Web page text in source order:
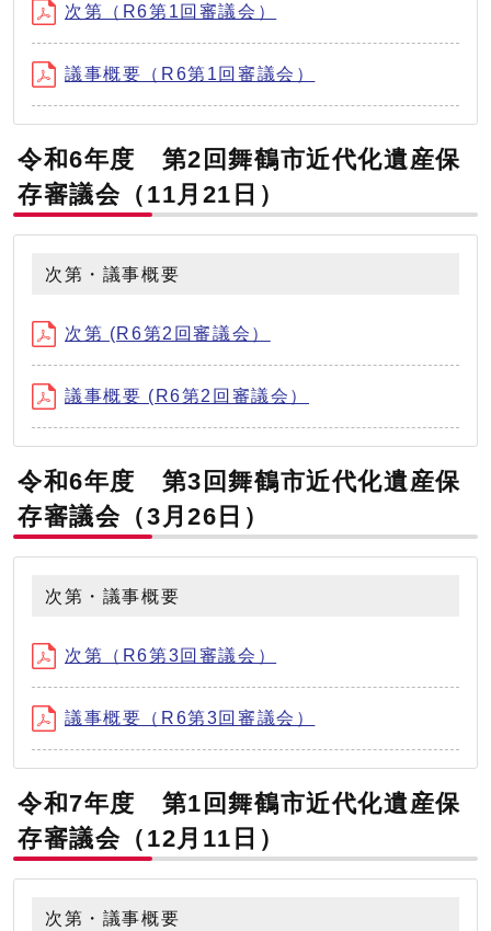
次第（R6第1回審議会）
議事概要（R6第1回審議会）
令和6年度 第2回舞鶴市近代化遺産保
存審議会（11月21日）
次第・議事概要
次第 (R6第2回審議会）
議事概要 (R6第2回審議会）
令和6年度 第3回舞鶴市近代化遺産保
存審議会（3月26日）
次第・議事概要
次第（R6第3回審議会）
議事概要（R6第3回審議会）
令和7年度 第1回舞鶴市近代化遺産保
存審議会（12月11日）
次第・議事概要